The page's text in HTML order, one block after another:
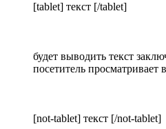
[tablet] текст [/tablet]
будет выводить текст
посетитель просматривает
[not-tablet] текст [/not-tablet]